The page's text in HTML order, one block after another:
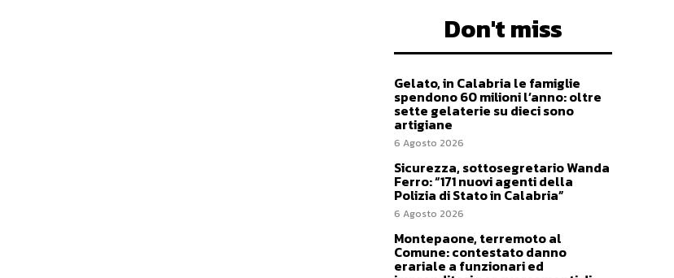
Don't miss
Gelato, in Calabria le famiglie
spendono 60 milioni l’anno: oltre
sette gelaterie su dieci sono
artigiane
6 Agosto 2026
Sicurezza, sottosegretario Wanda
Ferro: “171 nuovi agenti della
Polizia di Stato in Calabria”
6 Agosto 2026
Montepaone, terremoto al
Comune: contestato danno
erariale a funzionari ed